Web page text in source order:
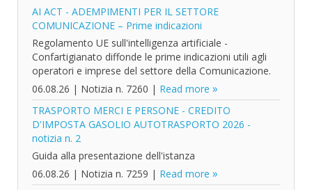
AI ACT - ADEMPIMENTI PER IL SETTORE
COMUNICAZIONE – Prime indicazioni
Regolamento UE sull'intelligenza artificiale -
Confartigianato diffonde le prime indicazioni utili agli
operatori e imprese del settore della Comunicazione.
06.08.26 | Notizia n. 7260 | Read more
TRASPORTO MERCI E PERSONE - CREDITO
D'IMPOSTA GASOLIO AUTOTRASPORTO 2026 -
notizia n. 2
Guida alla presentazione dell'istanza
06.08.26 | Notizia n. 7259 | Read more